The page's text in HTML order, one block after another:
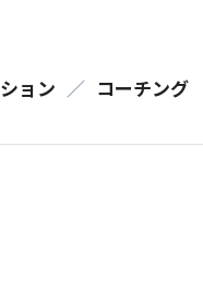
ョン ／ コーチング